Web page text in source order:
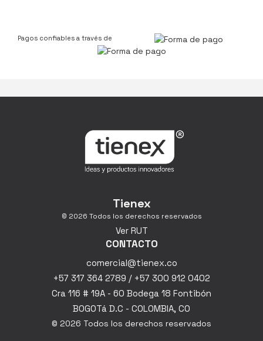
Pagos confiables a través de
Tienex
© 2026 Todos los derechos reservados
Ver RUT
CONTACTO
comercial@tienex.co
+57 317 364 2789 / +57 300 912 0402
Cra 116 # 19A - 60 Bodega 18 Fontibón
BOGOTá D.C - COLOMBIA, CO
© 2026 Todos los derechos reservados